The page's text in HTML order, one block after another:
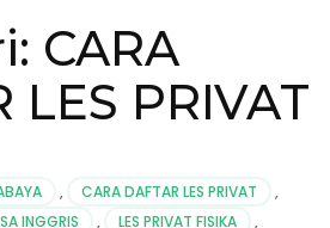
CARA
LES PRIVAT
, CARA DAFTAR LES PRIVAT
,
INGGRIS
, LES PRIVAT FISIKA
,